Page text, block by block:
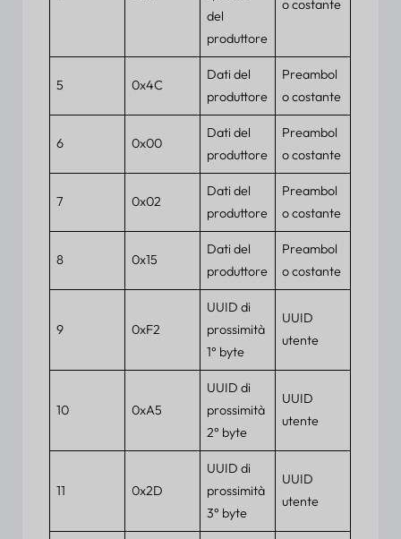
del
produttore
o costante
5 0x4C
Dati del
produttore
Preambol
o costante
6 0x00
Dati del
produttore
Preambol
o costante
7 0x02
Dati del
produttore
Preambol
o costante
8 0x15
Dati del
produttore
Preambol
o costante
9 0xF2
UUID di
prossimità
1° byte
UUID
utente
10 0xA5
UUID di
prossimità
2° byte
UUID
utente
11 0x2D
UUID di
prossimità
3° byte
UUID
utente